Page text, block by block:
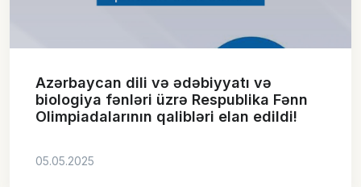
Azərbaycan dili və ədəbiyyatı və
biologiya fənləri üzrə Respublika Fənn
Olimpiadalarının qalibləri elan edildi!
05.05.2025